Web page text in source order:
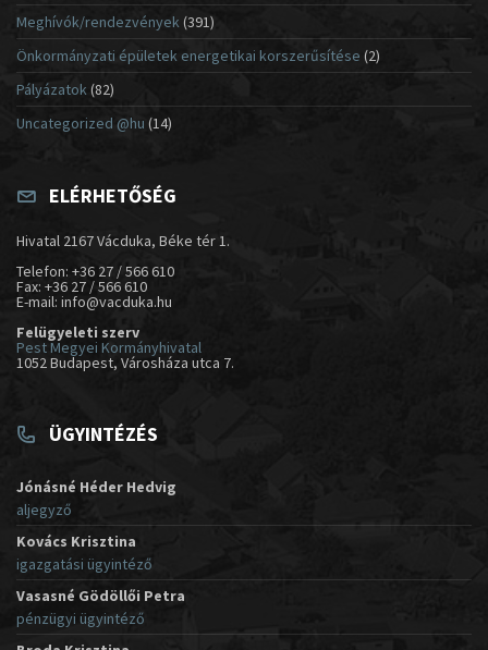
Meghívók/rendezvények (391)
Önkormányzati épületek energetikai korszerűsítése (2)
Pályázatok (82)
Uncategorized @hu (14)
ELÉRHETŐSÉG
Hivatal 2167 Vácduka, Béke tér 1.
Telefon: +36 27 / 566 610
Fax: +36 27 / 566 610
E-mail: info@vacduka.hu
Felügyeleti szerv
Pest Megyei Kormányhivatal
1052 Budapest, Városháza utca 7.
ÜGYINTÉZÉS
Jónásné Héder Hedvig
aljegyző
Kovács Krisztina
igazgatási ügyintéző
Vasasné Gödöllői Petra
pénzügyi ügyintéző